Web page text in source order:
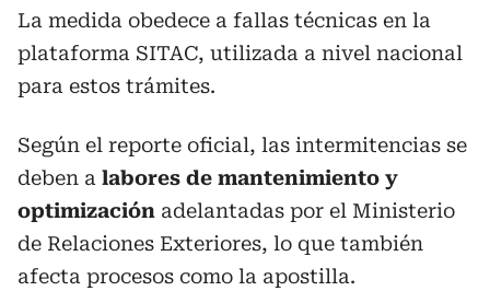
La medida obedece a fallas técnicas en la
plataforma SITAC, utilizada a nivel nacional
para estos trámites.
Según el reporte oficial, las intermitencias se
deben a labores de mantenimiento y
optimización adelantadas por el Ministerio
de Relaciones Exteriores, lo que también
afecta procesos como la apostilla.